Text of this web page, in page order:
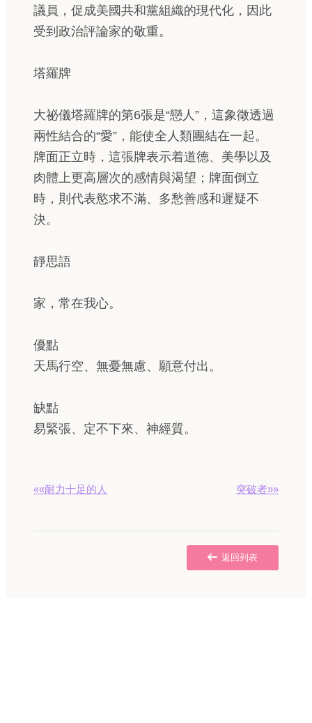
議員，促成美國共和黨組織的現代化，因此
受到政治評論家的敬重。
塔羅牌
大祕儀塔羅牌的第6張是“戀人”，這象徵透過
兩性結合的“愛”，能使全人類團結在一起。
牌面正立時，這張牌表示着道德、美學以及
肉體上更高層次的感情與渴望；牌面倒立
時，則代表慾求不滿、多愁善感和遲疑不
決。
靜思語
家，常在我心。
優點
天馬行空、無憂無慮、願意付出。
缺點
易緊張、定不下來、神經質。
««耐力十足的人 突破者»»
返回列表